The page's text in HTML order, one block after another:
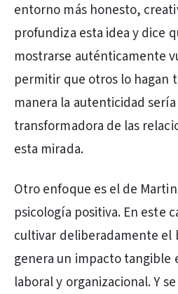
entorno más honesto,
profundiza esta idea y dice
mostrarse auténticamente
permitir que otros lo hagan
manera la autenticidad
transformadora de las
esta mirada.
Otro enfoque es el de
psicología positiva. En este
cultivar deliberadamente el
genera un impacto tangible
laboral y organizacional. Y